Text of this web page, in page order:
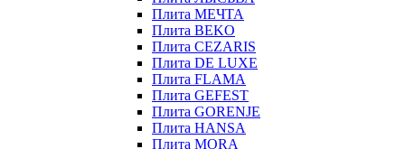
Плита МЕЧТА
Плита BEKO
Плита CEZARIS
Плита DE LUXE
Плита FLAMA
Плита GEFEST
Плита GORENJE
Плита HANSA
Плита MORA